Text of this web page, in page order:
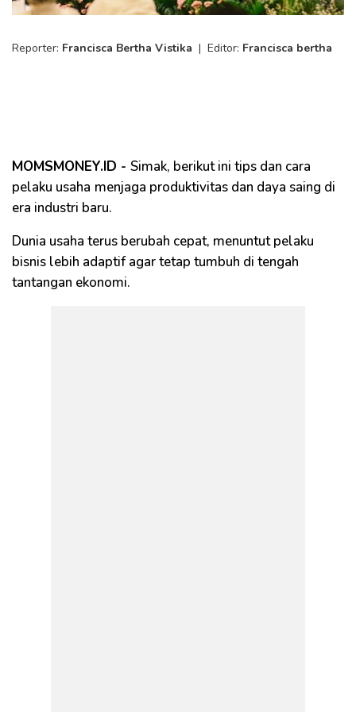
Reporter: Francisca Bertha Vistika | Editor: Francisca bertha
MOMSMONEY.ID - Simak, berikut ini tips dan cara
pelaku usaha menjaga produktivitas dan daya saing di
era industri baru.
Dunia usaha terus berubah cepat, menuntut pelaku
bisnis lebih adaptif agar tetap tumbuh di tengah
tantangan ekonomi.